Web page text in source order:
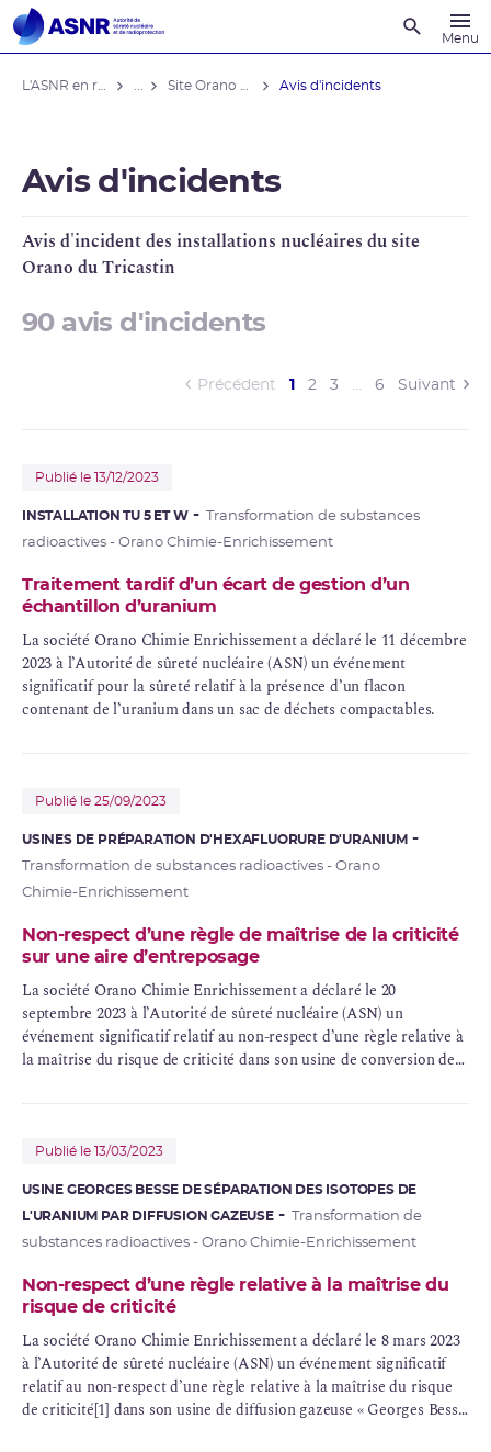
Menu
Avis d'incidents
Avis d'incidents
Avis d'incident des installations nucléaires du site
Orano du Tricastin
90 avis d'incidents
Précédent 1 (current)
2 3 … 6 Suivant
Publié le 13/12/2023
INSTALLATION TU 5 ET W
Transformation de substances
radioactives - Orano Chimie-Enrichissement
Traitement tardif d’un écart de gestion d’un
échantillon d’uranium
La société Orano Chimie Enrichissementa déclaré le 11 décembre
2023 à l’Autorité de sûreté nucléaire(ASN) unévénement
significatifpour la sûreté relatif à la présence d’un flacon
contenant de l’uraniumdans un sac de déchets compactables.
Publié le 25/09/2023
USINES DE PRÉPARATION D'HEXAFLUORURE D'URANIUM
Transformation de substances radioactives - Orano
Chimie-Enrichissement
Non-respect d’une règle de maîtrise de la criticité
sur une aire d’entreposage
La société Orano Chimie Enrichissement a déclaré le 20
septembre 2023 à l’Autorité de sûreté nucléaire (ASN) un
événement significatif relatif au non-respect d’une règle relative à
la maîtrise du risque de criticité dans son usine deconversionde
Publié le 13/03/2023
USINE GEORGES BESSE DE SÉPARATION DES ISOTOPES DE
L'URANIUM PAR DIFFUSION GAZEUSE
Transformation de
substances radioactives - Orano Chimie-Enrichissement
Non-respect d’une règle relative à la maîtrise du
risque de criticité
La société Orano Chimie Enrichissement a déclaré le 8 mars 2023
à l’Autorité de sûreté nucléaire (ASN) un événement significatif
relatif au non-respect d’une règle relative à la maîtrise du risque
de criticité[1] dans son usine de diffusion gazeuse « Georges Besse